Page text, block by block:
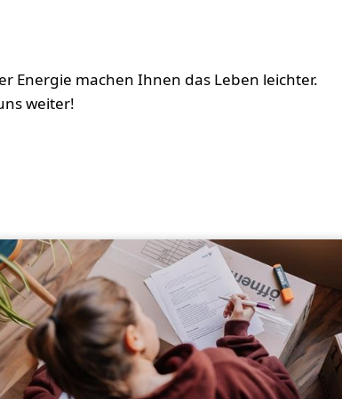
Energie machen Ihnen das Leben leichter.
weiter!